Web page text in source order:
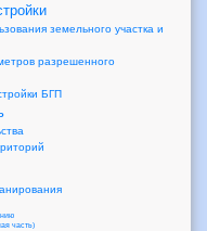
земельного участка и
разрешенного
БГП
часть)